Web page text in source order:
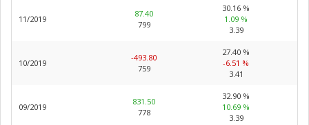
11/2019
87.40
799
30.16 %
1.09 %
3.39
10/2019
-493.80
759
27.40 %
-6.51 %
3.41
09/2019
831.50
778
32.90 %
10.69 %
3.39